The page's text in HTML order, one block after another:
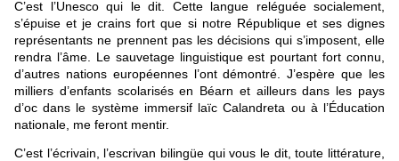
C’est l’Unesco qui le dit. Cette langue reléguée socialement,
s’épuise et je crains fort que si notre République et ses dignes
représentants ne prennent pas les décisions qui s’imposent, elle
rendra l’âme. Le sauvetage linguistique est pourtant fort connu,
d’autres nations européennes l’ont démontré. J’espère que les
milliers d’enfants scolarisés en Béarn et ailleurs dans les pays
d’oc dans le système immersif laïc Calandreta ou à l’Éducation
nationale, me feront mentir.
C’est l’écrivain, l’escrivan bilingüe qui vous le dit, toute littérature,